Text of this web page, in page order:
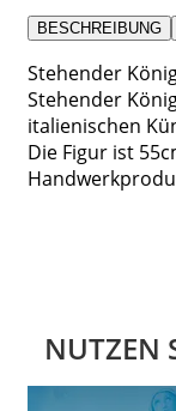
BESCHREIBUNG
Stehender
Stehender
italienischen
Die Figur ist
NUTZEN